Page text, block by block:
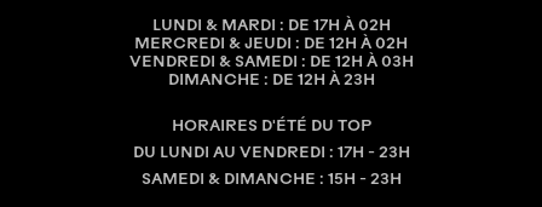
LUNDI & MARDI : DE 17H À 02H
MERCREDI & JEUDI : DE 12H À 02H
VENDREDI & SAMEDI : DE 12H À 03H
DIMANCHE : DE 12H À 23H
HORAIRES D'ÉTÉ DU TOP
DU LUNDI AU VENDREDI : 17H - 23H
SAMEDI & DIMANCHE : 15H - 23H